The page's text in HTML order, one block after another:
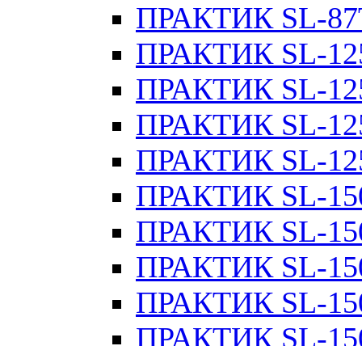
ПРАКТИК SL-
ПРАКТИК SL-
ПРАКТИК SL-
ПРАКТИК SL-
ПРАКТИК SL-
ПРАКТИК SL-
ПРАКТИК SL-
ПРАКТИК SL-
ПРАКТИК SL-
ПРАКТИК SL-